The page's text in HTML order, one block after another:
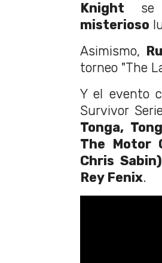
Knight se
misterioso
Asimismo,
torneo "The
Y el evento
Survivor
Tonga,
The Motor
Chris
Rey Fenix.